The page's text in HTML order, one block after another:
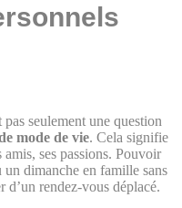
seulement une question
mode de vie. Cela signifie
ses passions. Pouvoir
dimanche en famille sans
d’un rendez-vous déplacé.